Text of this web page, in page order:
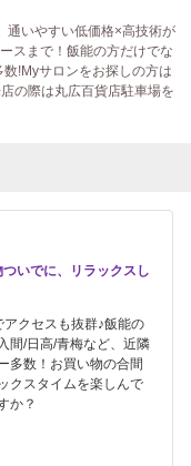
通いやすい低価格×高技術が
スまで！飯能の方だけでな
!Myサロンをお探しの方は
の際は丸広百貨店駐車場を
いでに、リラックスし
クセスも抜群♪飯能の
間/日高/青梅など、近隣
多数！お買い物の合間
クスタイムを楽しんで
か？